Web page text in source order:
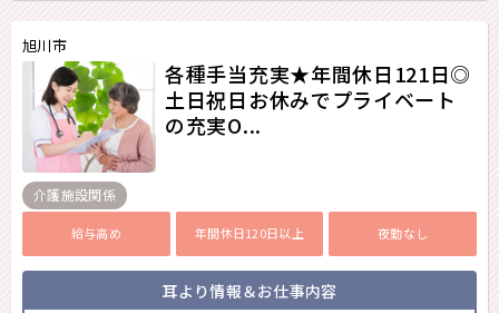
旭川市
各種手当充実★年間休日121日◎
土日祝日お休みでプライベート
の充実O...
介護施設関係
給与高め 年間休日120日以上 夜勤なし
耳より情報＆お仕事内容